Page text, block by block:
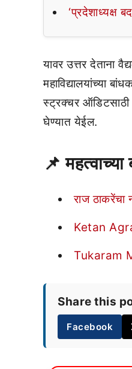
‘प्रदेशाध्यक्ष
यावर उत्तर देताना
महाविद्यालयांच्या
स्ट्रक्चर ऑडिटसाठी
घेण्यात येईल.
📌महत्वाच्या
राज ठाकरेंचा
Ketan
Tukaram
Share this
Facebook